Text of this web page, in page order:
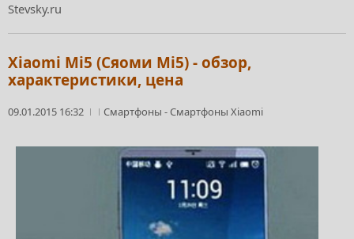
Stevsky.ru
Xiaomi Mi5 (Сяоми Mi5) - обзор,
характеристики, цена
09.01.2015 16:32 Смартфоны -Смартфоны Xiaomi